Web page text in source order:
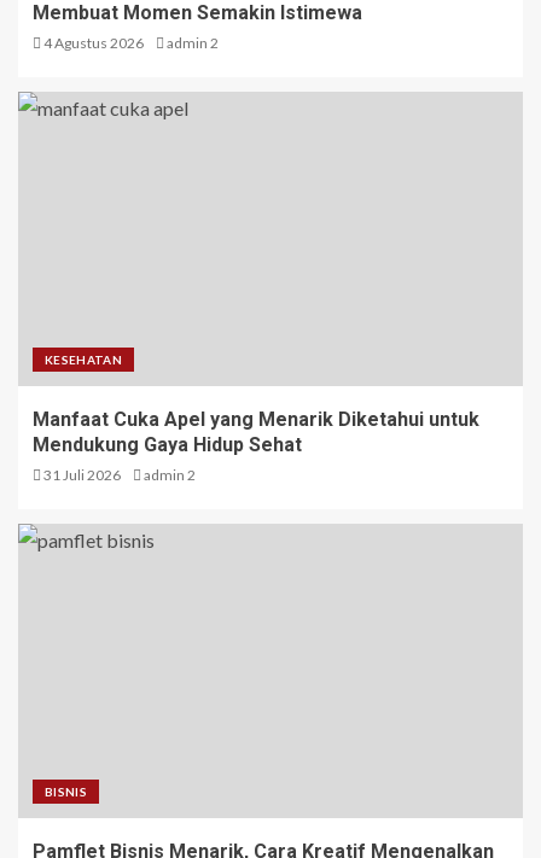
Membuat Momen Semakin Istimewa
4 Agustus 2026 admin 2
KESEHATAN
Manfaat Cuka Apel yang Menarik Diketahui untuk
Mendukung Gaya Hidup Sehat
31 Juli 2026 admin 2
BISNIS
Pamflet Bisnis Menarik, Cara Kreatif Mengenalkan